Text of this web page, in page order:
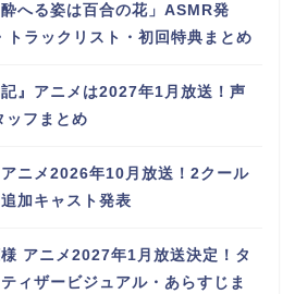
酔へる姿は百合の花」ASMR発
トラックリスト・初回特典まとめ
記』アニメは2027年1月放送！声
ッフまとめ
アニメ2026年10月放送！2クール
加キャスト発表
アニメ2027年1月放送決定！タ
ィザービジュアル・あらすじま